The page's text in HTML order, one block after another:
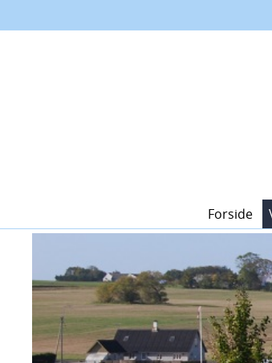
Forside